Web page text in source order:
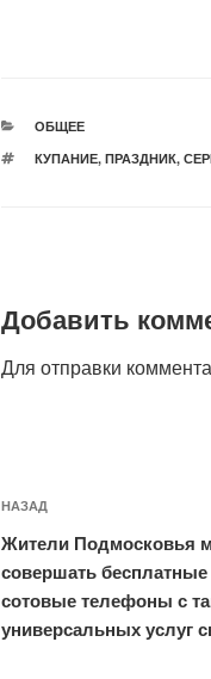
РУБРИКИ
ОБЩЕЕ
МЕТКИ
КУПАНИЕ, ПРАЗДНИК,
Добавить
Для отправки
Навигация
по
записям
Предыдущая
запись:
НАЗАД
Жители Подмосковья
совершать бесплатные
сотовые телефоны с
универсальных услуг